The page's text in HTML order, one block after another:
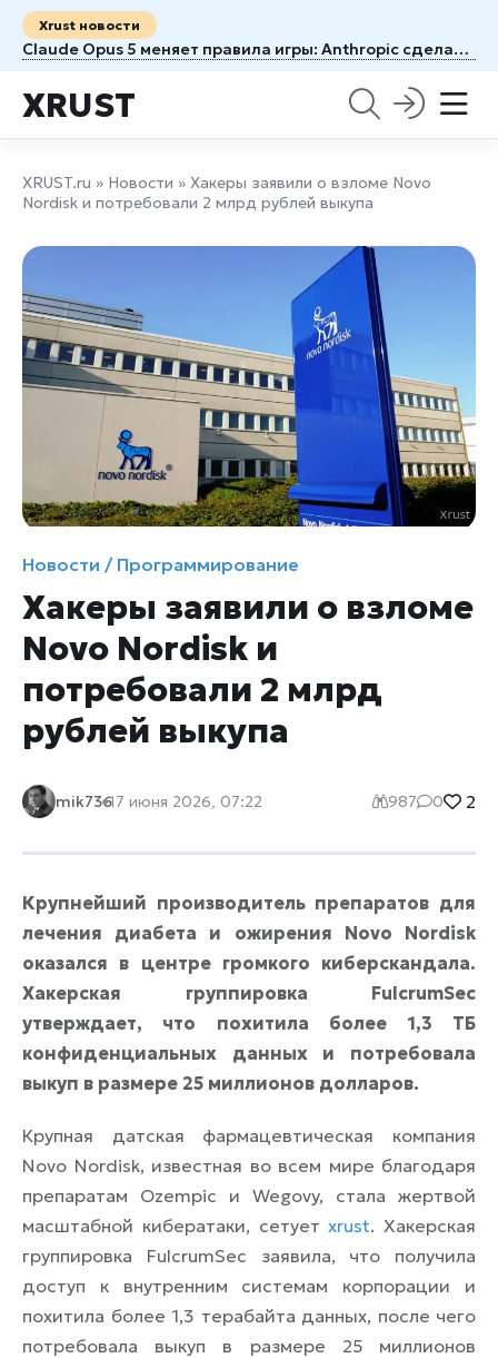
Xrust новости
Claude Opus 5 меняет правила игры: Anthropic сделала почти флагманский ИИ вдвое доступнее
XRUST
XRUST.ru » Новости » Хакеры заявили о взломе Novo
Nordisk и потребовали 2 млрд рублей выкупа
Новости / Программирование
Хакеры заявили о взломе
Novo Nordisk и
потребовали 2 млрд
рублей выкупа
mik73617 июня 2026, 07:22 987 0 2
Крупнейший производитель препаратов для
лечения диабета и ожирения Novo Nordisk
оказался в центре громкого киберскандала.
Хакерская группировка FulcrumSec
утверждает, что похитила более 1,3 ТБ
конфиденциальных данных и потребовала
выкуп в размере 25 миллионов долларов.
Крупная датская фармацевтическая компания
Novo Nordisk, известная во всем мире благодаря
препаратам Ozempic и Wegovy, стала жертвой
масштабной кибератаки, сетуетxrust. Хакерская
группировка FulcrumSec заявила, что получила
доступ к внутренним системам корпорации и
похитила более 1,3 терабайта данных, после чего
потребовала выкуп в размере 25 миллионов